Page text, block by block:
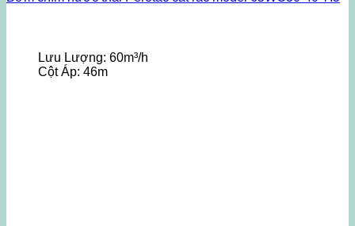
Lưu Lượng: 60m³/h
Cột Áp: 46m